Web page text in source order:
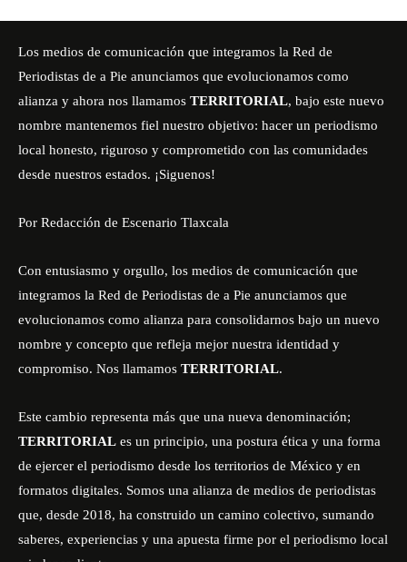
Los medios de comunicación que integramos la Red de
Periodistas de a Pie anunciamos que evolucionamos como
alianza y ahora nos llamamos TERRITORIAL, bajo este nuevo
nombre mantenemos fiel nuestro objetivo: hacer un periodismo
local honesto, riguroso y comprometido con las comunidades
desde nuestros estados. ¡Siguenos!
Por Redacción de Escenario Tlaxcala
Con entusiasmo y orgullo, los medios de comunicación que
integramos la Red de Periodistas de a Pie anunciamos que
evolucionamos como alianza para consolidarnos bajo un nuevo
nombre y concepto que refleja mejor nuestra identidad y
compromiso. Nos llamamos TERRITORIAL.
Este cambio representa más que una nueva denominación;
TERRITORIAL es un principio, una postura ética y una forma
de ejercer el periodismo desde los territorios de México y en
formatos digitales. Somos una alianza de medios de periodistas
que, desde 2018, ha construido un camino colectivo, sumando
saberes, experiencias y una apuesta firme por el periodismo local